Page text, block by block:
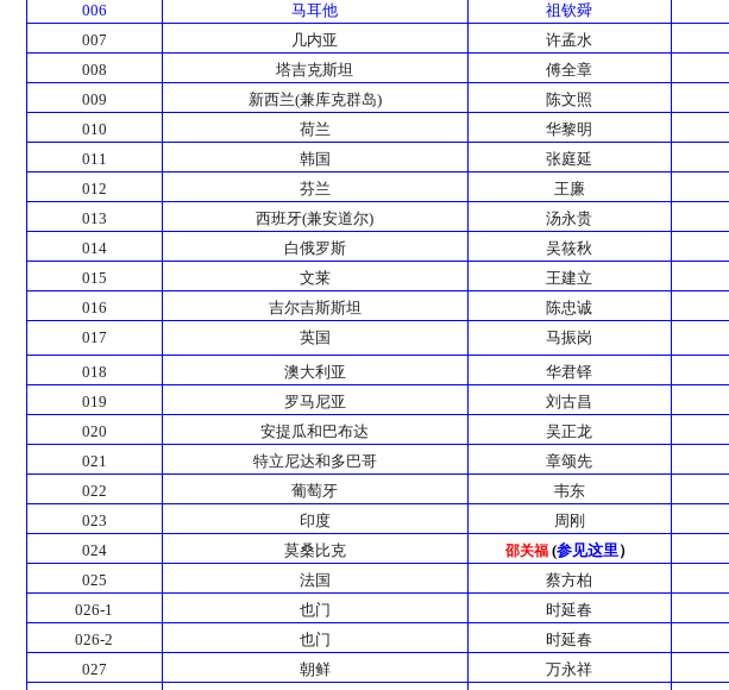
006
马耳他 祖钦舜
007
几内亚 许孟水
008
塔吉克斯坦 傅全章
009
新西兰(兼库克群岛) 陈文照
010
荷兰 华黎明
011
韩国 张庭延
012
芬兰 王廉
013
西班牙(兼安道尔) 汤永贵
014
白俄罗斯 吴筱秋
015
文莱 王建立
016
吉尔吉斯斯坦 陈忠诚
017
英国 马振岗
018
澳大利亚 华君铎
019
罗马尼亚 刘古昌
020
安提瓜和巴布达 吴正龙
021
特立尼达和多巴哥 章颂先
022
葡萄牙 韦东
023
印度 周刚
024
莫桑比克 邵关福(参见这里）
025
法国 蔡方柏
026-1
也门 时延春
026-2
也门 时延春
027
朝鲜 万永祥